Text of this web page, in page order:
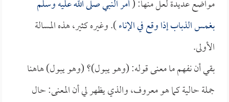
مواضع عديدة لعل منها: (أمر النبي صلى الله عليه وسلم
بغمس الذباب إذا وقع في الإناء). وغيره كثير، هذه المسالة
الأولى.
بقي أن نفهم ما معنى قوله: (وهو يبول)؟ (وهو يبول) هاهنا
جملة حالية كما هو معروف، والذي يظهر لي أن المعنى: حال